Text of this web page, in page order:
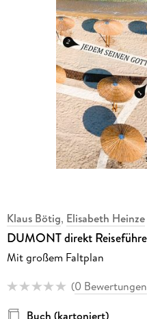
Klaus Bötig, Elisabeth Heinze
DUMONT direkt
Mit großem Faltplan
(0 Bewertungen
Buch (kartoniert)